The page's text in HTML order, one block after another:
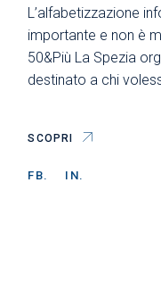
L’alfabetizzazione
importante e non è
50&Più La Spezia
destinato a chi
SCOPRI
FB. IN.